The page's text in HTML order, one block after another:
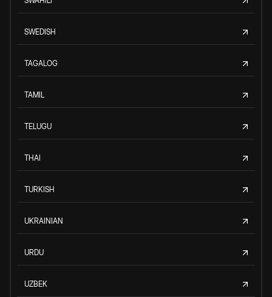
SWEDISH
TAGALOG
TAMIL
TELUGU
THAI
TURKISH
UKRAINIAN
URDU
UZBEK